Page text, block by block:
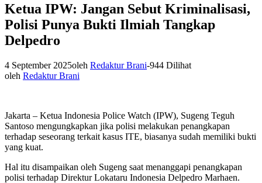
Ketua IPW: Jangan Sebut Kriminalisasi,
Polisi Punya Bukti Ilmiah Tangkap
Delpedro
4 September 2025oleh Redaktur Brani-944 Dilihat
oleh Redaktur Brani
Jakarta – Ketua Indonesia Police Watch (IPW), Sugeng Teguh
Santoso mengungkapkan jika polisi melakukan penangkapan
terhadap seseorang terkait kasus ITE, biasanya sudah memiliki bukti
yang kuat.
Hal itu disampaikan oleh Sugeng saat menanggapi penangkapan
polisi terhadap Direktur Lokataru Indonesia Delpedro Marhaen.